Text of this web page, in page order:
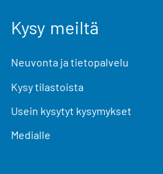
Kysy meiltä
Neuvonta ja tietopalvelu
Kysy tilastoista
Usein kysytyt kysymykset
Medialle